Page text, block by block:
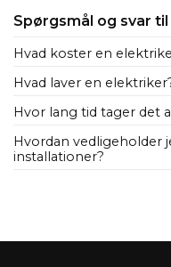
Spørgsmål og svar
Hvad koster en
Hvad laver en
Hvor lang tid tager det
Hvordan vedligeholder
installationer?